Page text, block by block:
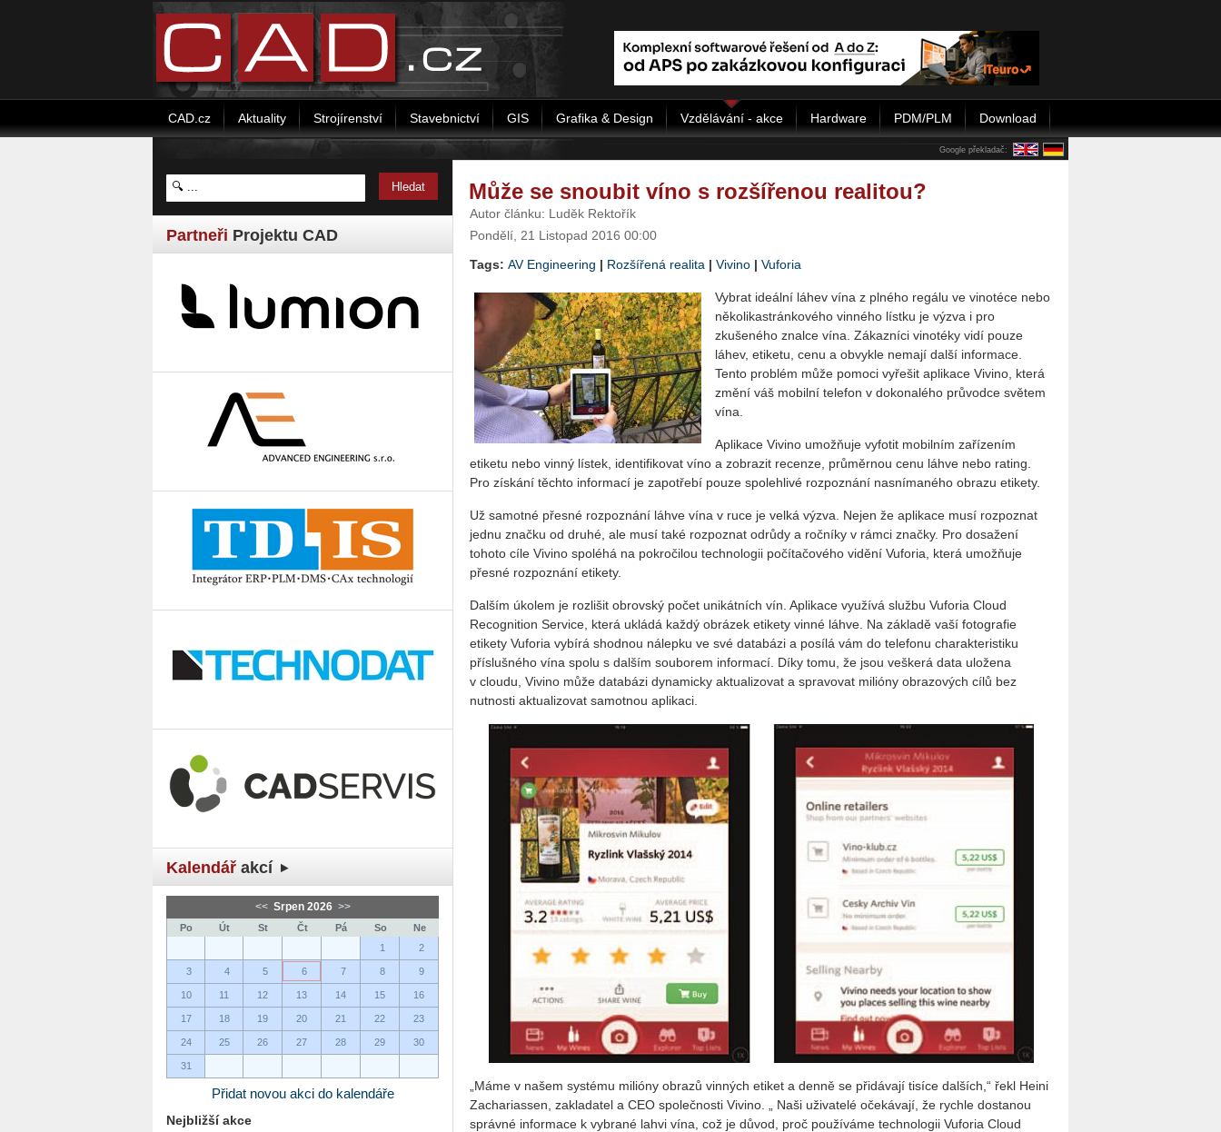
CAD.cz Aktuality Strojírenství Stavebnictví GIS Grafika & Design Vzdělávání - akce Hardware PDM/PLM Download
Google překladač:
Partneři Projektu CAD
Kalendář akcí
<< Srpen 2026 >>
Po Út St Čt Pá So
Ne
1
2
3 4 5 6 7 8 9
10 11 12 13 14 15 16
17 18 19 20 21 22 23
24 25 26 27 28 29 30
31
Přidat novou akci do kalendáře
Nejbližší akce
Může se snoubit víno s rozšířenou realitou?
Autor článku: Luděk Rektořík
Pondělí, 21 Listopad 2016 00:00
Tags: AV Engineering | Rozšířená realita | Vivino | Vuforia
Vybrat ideální láhev vína z plného regálu ve vinotéce nebo
několikastránkového vinného lístku je výzva i pro
zkušeného znalce vína. Zákazníci vinotéky vidí pouze
láhev, etiketu, cenu a obvykle nemají další informace.
Tento problém může pomoci vyřešit aplikace Vivino, která
změní váš mobilní telefon v dokonalého průvodce světem
vína.
Aplikace Vivino umožňuje vyfotit mobilním zařízením
etiketu nebo vinný lístek, identifikovat víno a zobrazit recenze, průměrnou cenu láhve nebo rating.
Pro získání těchto informací je zapotřebí pouze spolehlivé rozpoznání nasnímaného obrazu etikety.
Už samotné přesné rozpoznání láhve vína v ruce je velká výzva. Nejen že aplikace musí rozpoznat
jednu značku od druhé, ale musí také rozpoznat odrůdy a ročníky v rámci značky. Pro dosažení
tohoto cíle Vivino spoléhá na pokročilou technologii počítačového vidění Vuforia, která umožňuje
přesné rozpoznání etikety.
Dalším úkolem je rozlišit obrovský počet unikátních vín. Aplikace využívá službu Vuforia Cloud
Recognition Service, která ukládá každý obrázek etikety vinné láhve. Na základě vaší fotografie
etikety Vuforia vybírá shodnou nálepku ve své databázi a posílá vám do telefonu charakteristiku
příslušného vína spolu s dalším souborem informací. Díky tomu, že jsou veškerá data uložena
v cloudu, Vivino může databázi dynamicky aktualizovat a spravovat milióny obrazových cílů bez
nutnosti aktualizovat samotnou aplikaci.
„Máme v našem systému milióny obrazů vinných etiket a denně se přidávají tisíce dalších,“ řekl Heini
Zachariassen, zakladatel a CEO společnosti Vivino. „ Naši uživatelé očekávají, že rychle dostanou
správné informace k vybrané lahvi vína, což je důvod, proč používáme technologii Vuforia Cloud